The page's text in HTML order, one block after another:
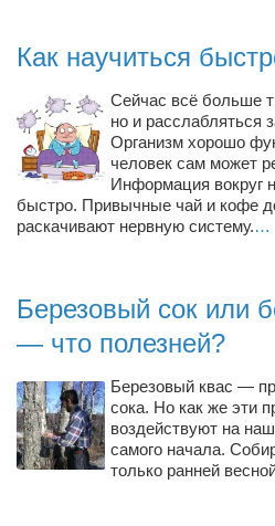
Надія Белокур
Анна Гидора
Леонтий Костур
Римма Миленкова
Александр Садовский
Сергей Степанов
Марина Фенота
Гостиная
Как научиться
Сейчас всё больше
но и расслабляться
Организм хорошо
человек сам может
Информация вокруг
быстро. Привычные чай и кофе
раскачивают нервную систему.…
Березовый сок или
— что полезней?
Березовый квас —
сока. Но как же эти
воздействуют на
самого начала.
только ранней